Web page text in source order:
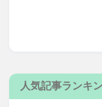
人気記事ランキ